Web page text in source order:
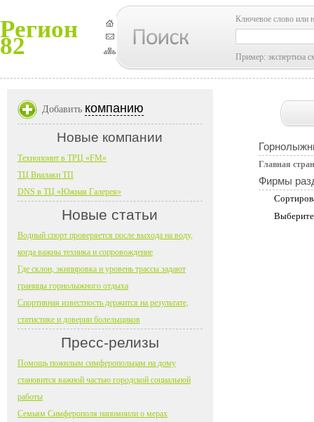
Регион
82
Ключевое слово или
Пример: экспертиза
Главная
Фирмы
Добавить компанию
Новые компании
Технопоинт в ТРЦ «FM»
ТЦ Виалаки ТП
DNS в ТЦ «Южная Галерея»
Новые статьи
Водный спорт проверяется после выхода на воду,
когда важны техника и сопровождение
Где склон, экипировка и уровень трассы задают
границы горнолыжного отдыха
Спортивная известность держится на результате,
статистике и доверии болельщиков
Пресс-релизы
Помощь пожилым симферопольцам на дому
становится важной частью городской социальной
работы
Семьям Симферополя напомнили о мерах